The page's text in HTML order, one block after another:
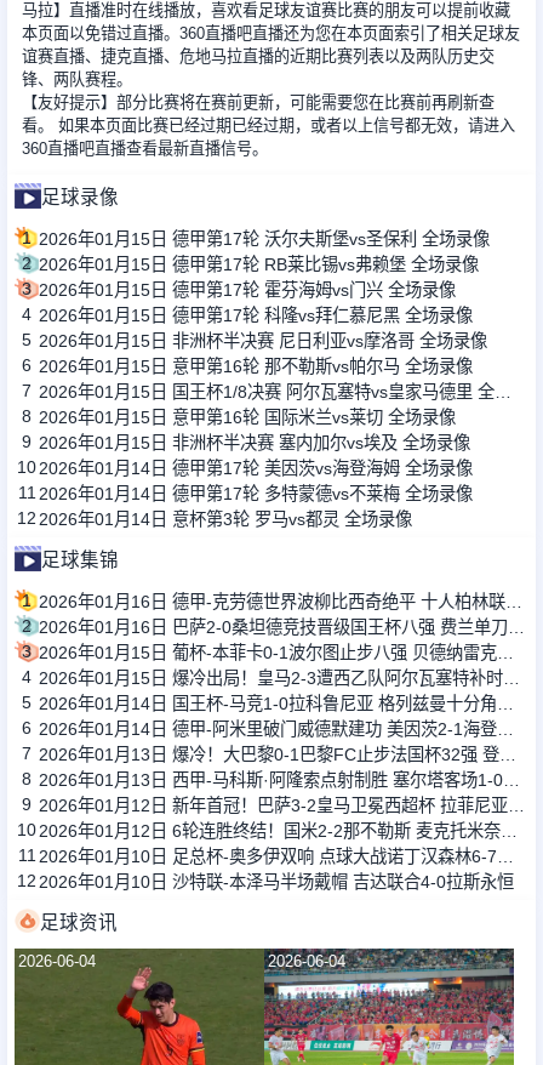
马拉】直播准时在线播放，喜欢看足球友谊赛比赛的朋友可以提前收藏
本页面以免错过直播。360直播吧直播还为您在本页面索引了相关足球友
谊赛直播、捷克直播、危地马拉直播的近期比赛列表以及两队历史交
锋、两队赛程。
【友好提示】部分比赛将在赛前更新，可能需要您在比赛前再刷新查
看。 如果本页面比赛已经过期已经过期，或者以上信号都无效，请进入
360直播吧直播查看最新直播信号。
足球录像
1 2026年01月15日 德甲第17轮 沃尔夫斯堡vs圣保利 全场录像
2 2026年01月15日 德甲第17轮 RB莱比锡vs弗赖堡 全场录像
3 2026年01月15日 德甲第17轮 霍芬海姆vs门兴 全场录像
4 2026年01月15日 德甲第17轮 科隆vs拜仁慕尼黑 全场录像
5 2026年01月15日 非洲杯半决赛 尼日利亚vs摩洛哥 全场录像
6 2026年01月15日 意甲第16轮 那不勒斯vs帕尔马 全场录像
7
8 2026年01月15日 意甲第16轮 国际米兰vs莱切 全场录像
9 2026年01月15日 非洲杯半决赛 塞内加尔vs埃及 全场录像
102026年01月14日 德甲第17轮 美因茨vs海登海姆 全场录像
11 2026年01月14日 德甲第17轮 多特蒙德vs不莱梅 全场录像
12 2026年01月14日 意杯第3轮 罗马vs都灵 全场录像
足球集锦
1
2
3
4
5
6
7
8
9
10
11
12 2026年01月10日 沙特联-本泽马半场戴帽 吉达联合4-0拉斯永恒
足球资讯
2026-06-04 2026-06-04